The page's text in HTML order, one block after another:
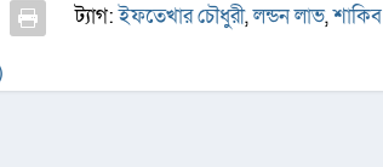
ট্যাগ:ইফতেখার চৌধুরী,লন্ডন লাভ,শাকিব